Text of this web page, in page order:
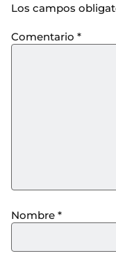
Los campos
Comentario *
Nombre *